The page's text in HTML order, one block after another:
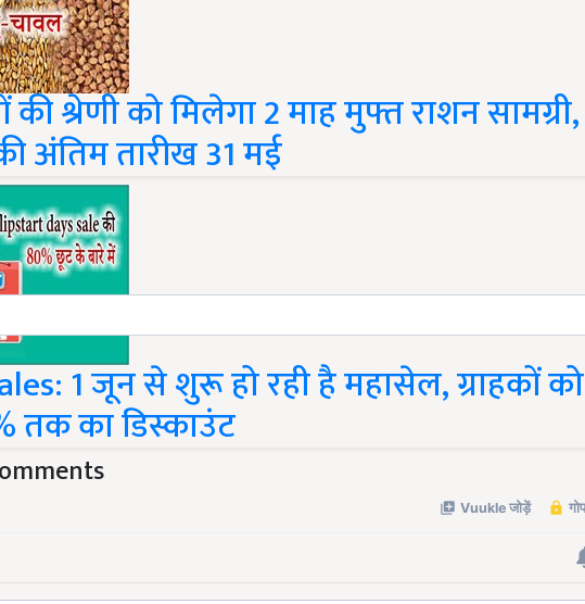
की श्रेणी को मिलेगा 2 माह मुफ्त राशन सामग्री,
अंतिम तारीख 31 मई
1 जून से शुरू हो रही है महासेल, ग्राहकों को
तक का डिस्काउंट